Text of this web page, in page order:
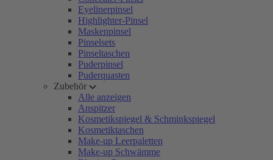
Eyelinerpinsel
Highlighter-Pinsel
Maskenpinsel
Pinselsets
Pinseltaschen
Puderpinsel
Puderquasten
Zubehör
Alle anzeigen
Anspitzer
Kosmetikspiegel & Schminkspiegel
Kosmetiktaschen
Make-up Leerpaletten
Make-up Schwämme